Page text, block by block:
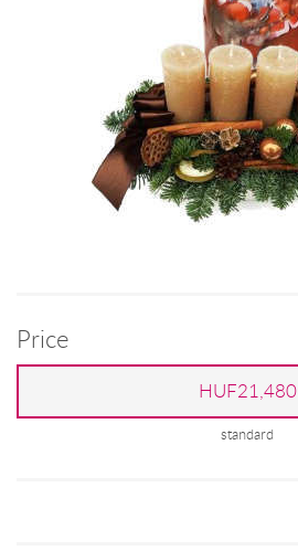
Price
HUF21,480
standard